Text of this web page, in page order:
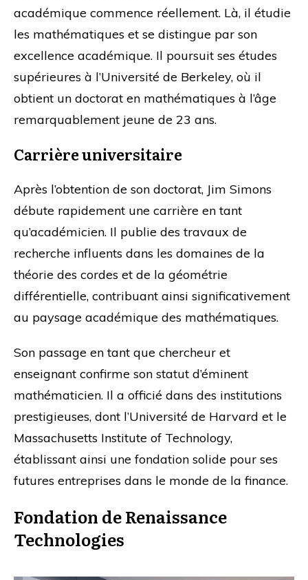
académique commence réellement. Là, il étudie
les mathématiques et se distingue par son
excellence académique. Il poursuit ses études
supérieures à l’Université de Berkeley, où il
obtient un doctorat en mathématiques à l’âge
remarquablement jeune de 23 ans.
Carrière universitaire
Après l’obtention de son doctorat, Jim Simons
débute rapidement une carrière en tant
qu’académicien. Il publie des travaux de
recherche influents dans les domaines de la
théorie des cordes et de la géométrie
différentielle, contribuant ainsi significativement
au paysage académique des mathématiques.
Son passage en tant que chercheur et
enseignant confirme son statut d’éminent
mathématicien. Il a officié dans des institutions
prestigieuses, dont l’Université de Harvard et le
Massachusetts Institute of Technology,
établissant ainsi une fondation solide pour ses
futures entreprises dans le monde de la finance.
Fondation de Renaissance
Technologies